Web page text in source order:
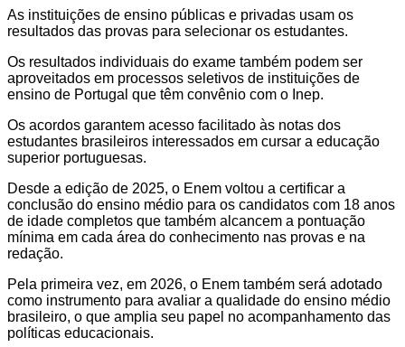
As instituições de ensino públicas e privadas usam os
resultados das provas para selecionar os estudantes.
Os resultados individuais do exame também podem ser
aproveitados em processos seletivos de instituições de
ensino de Portugal que têm convênio com o Inep.
Os acordos garantem acesso facilitado às notas dos
estudantes brasileiros interessados em cursar a educação
superior portuguesas.
Desde a edição de 2025, o Enem voltou a certificar a
conclusão do ensino médio para os candidatos com 18 anos
de idade completos que também alcancem a pontuação
mínima em cada área do conhecimento nas provas e na
redação.
Pela primeira vez, em 2026, o Enem também será adotado
como instrumento para avaliar a qualidade do ensino médio
brasileiro, o que amplia seu papel no acompanhamento das
políticas educacionais.